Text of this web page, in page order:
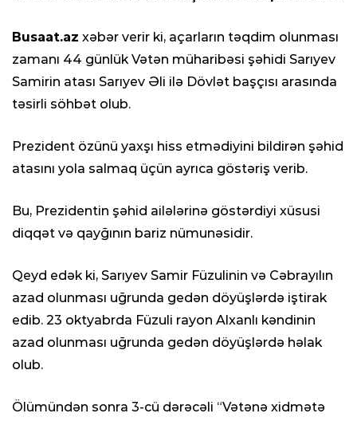
Busaat.az xəbər verir ki, açarların təqdim olunması
zamanı 44 günlük Vətən müharibəsi şəhidi Sarıyev
Samirin atası Sarıyev Əli ilə Dövlət başçısı arasında
təsirli söhbət olub.
Prezident özünü yaxşı hiss etmədiyini bildirən şəhid
atasını yola salmaq üçün ayrıca göstəriş verib.
Bu, Prezidentin şəhid ailələrinə göstərdiyi xüsusi
diqqət və qayğının bariz nümunəsidir.
Qeyd edək ki, Sarıyev Samir Füzulinin və Cəbrayılın
azad olunması uğrunda gedən döyüşlərdə iştirak
edib. 23 oktyabrda Füzuli rayon Alxanlı kəndinin
azad olunması uğrunda gedən döyüşlərdə həlak
olub.
Ölümündən sonra 3-cü dərəcəli “Vətənə xidmətə